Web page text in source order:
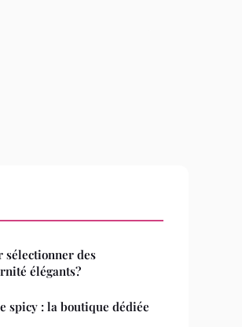
sélectionner des
élégants?
spicy : la boutique dédiée